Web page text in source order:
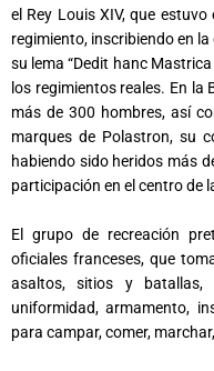
el Rey Louis XIV, que
regimiento, inscribiendo en
su lema “Dedit hanc
los regimientos reales. En la
más de 300 hombres, así
marques de Polastron, su
habiendo sido heridos más
participación en el centro de
El grupo de recreación
oficiales franceses, que
asaltos, sitios y batallas,
uniformidad, armamento,
para campar, comer,